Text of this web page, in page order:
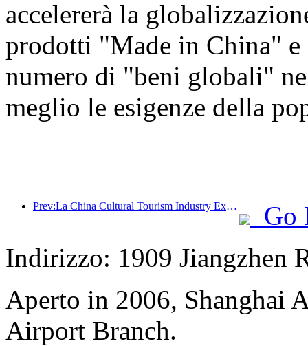
accelererà la
prodotti "Made in China"
numero di "beni globali"
meglio le esigenze della
Prev:La China Cultural Tourism Industry Expo del 2025 si terrà a Wuhan dal 12 al 14 settembre.
Go
Indirizzo: 1909 Jiangzhen
Aperto in 2006, Shanghai
Airport Branch.